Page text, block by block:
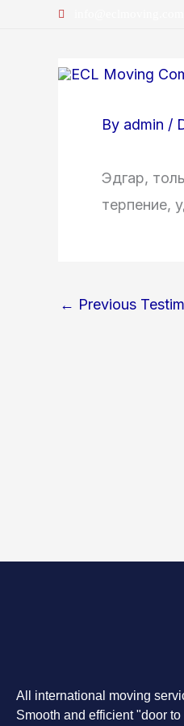
By admin /
Эдгар,
терпение,
← Previous
All international moving
Smooth and efficient "door to